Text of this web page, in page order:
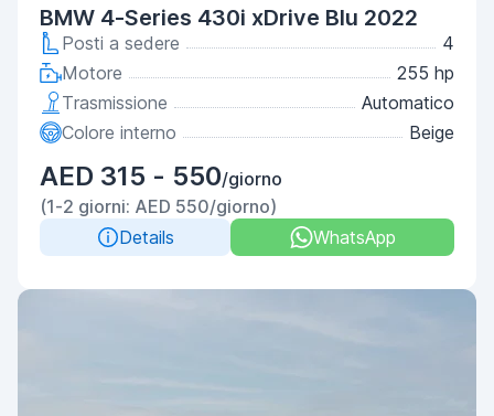
BMW 4-Series 430i xDrive Blu 2022
Posti a sedere
4
Motore
255 hp
Trasmissione
Automatico
Colore interno
Beige
AED 315 - 550/giorno
(1-2 giorni: AED 550/giorno)
Details
WhatsApp